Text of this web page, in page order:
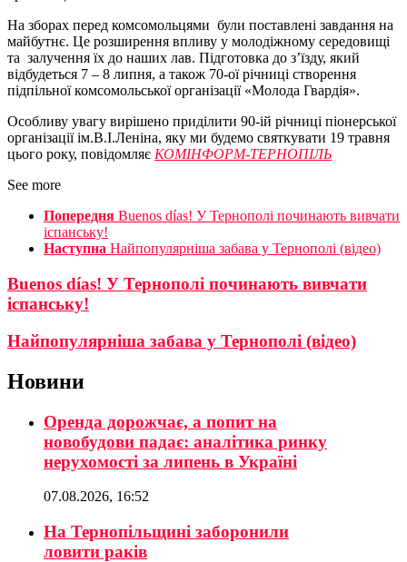
На зборах перед комсомольцями були поставлені завдання на
майбутнє. Це розширення впливу у молодіжному середовищі
та залучення їх до наших лав. Підготовка до з’їзду, який
відбудеться 7 – 8 липня, а також 70-ої річниці створення
підпільної комсомольської організації «Молода Гвардія».
Особливу увагу вирішено приділити 90-ій річниці піонерської
організації ім.В.І.Леніна, яку ми будемо святкувати 19 травня
цього року, повідомляє КОМІНФОРМ-ТЕРНОПІЛЬ
See more
Попередня Buenos días! У Тернополі починають вивчати
іспанську!
Наступна Найпопулярніша забава у Тернополі (відео)
Buenos días! У Тернополі починають вивчати
іспанську!
Найпопулярніша забава у Тернополі (відео)
Новини
Оренда дорожчає, а попит на
новобудови падає: аналітика ринку
нерухомості за липень в Україні
07.08.2026, 16:52
На Тернопільщині заборонили
ловити раків